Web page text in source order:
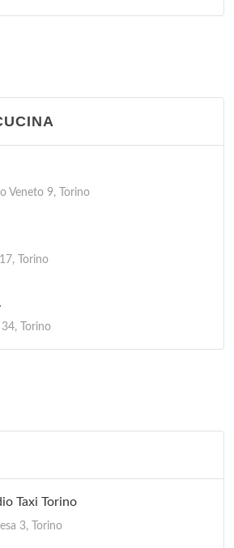
Veneto 9, Torino
Torino
Torino
Taxi Torino
3, Torino